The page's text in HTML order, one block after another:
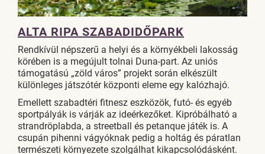
ALTA RIPA SZABADIDŐPARK
Rendkívül népszerű a helyi és a környékbeli lakosság
körében is a megújult tolnai Duna-part. Az uniós
támogatású „zöld város” projekt során elkészült
különleges játszótér központi eleme egy kalózhajó.
Emellett szabadtéri fitnesz eszközök, futó- és egyéb
sportpályák is várják az ideérkezőket. Kipróbálható a
strandröplabda, a streetball és petanque játék is. A
csupán pihenni vágyóknak pedig a holtág és páratlan
természeti környezete szolgálhat kikapcsolódásként.